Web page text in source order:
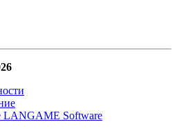
LANGAME Software